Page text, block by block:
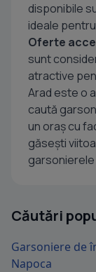
disponibile
ideale
Oferte
sunt
atractive
Arad este o
caută
un oraș cu
găsești
garsonierele
Căutări
Garsoniere de
Napoca